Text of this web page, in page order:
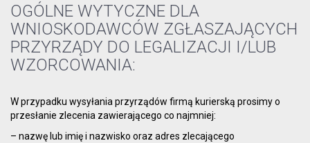
OGÓLNE WYTYCZNE DLA
WNIOSKODAWCÓW ZGŁASZAJĄCYCH
PRZYRZĄDY DO LEGALIZACJI I/LUB
WZORCOWANIA:
W przypadku wysyłania przyrządów firmą kurierską prosimy o
przesłanie zlecenia zawierającego co najmniej:
– nazwę lub imię i nazwisko oraz adres zlecającego